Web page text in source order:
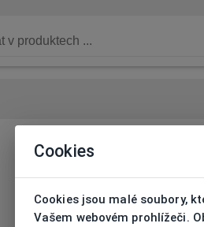
Cookies
Cookies jsou malé soubory,
Vašem webovém prohlížeči.